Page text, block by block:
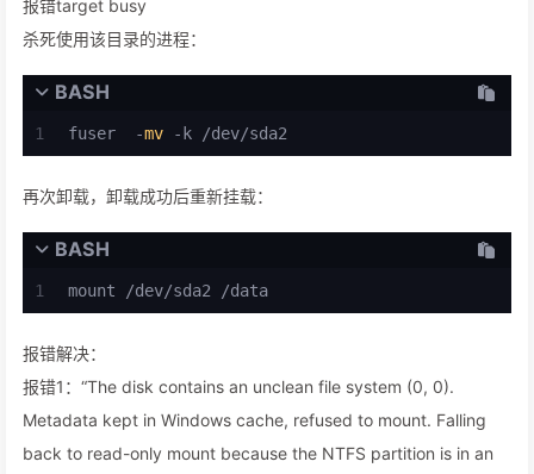
报错target busy
杀死使用该目录的进程：
BASH
1 fuser  -mv -k /dev/sda2
再次卸载，卸载成功后重新挂载：
BASH
1 mount /dev/sda2 /data
报错解决：
报错1：“The disk contains an unclean file system (0, 0).
Metadata kept in Windows cache, refused to mount. Falling
back to read-only mount because the NTFS partition is in an